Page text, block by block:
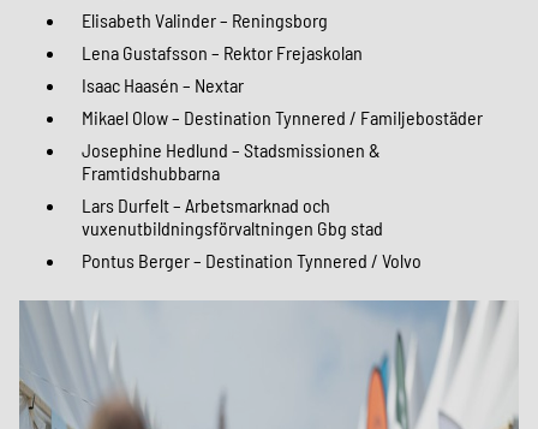
Elisabeth Valinder – Reningsborg
Lena Gustafsson – Rektor Frejaskolan
Isaac Haasén – Nextar
Mikael Olow – Destination Tynnered / Familjebostäder
Josephine Hedlund – Stadsmissionen &
Framtidshubbarna
Lars Durfelt – Arbetsmarknad och
vuxenutbildningsförvaltningen Gbg stad
Pontus Berger – Destination Tynnered / Volvo